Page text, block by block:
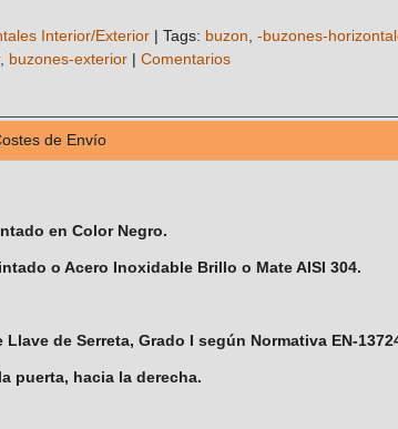
Interior/Exterior| Tags: buzon -buzones-
buzones-exterior | Comentarios
de Envío
en Color Negro.
o Acero Inoxidable Brillo o Mate AISI 304.
Llave de Serreta, Grado I según Normativa EN-
puerta, hacia la derecha.